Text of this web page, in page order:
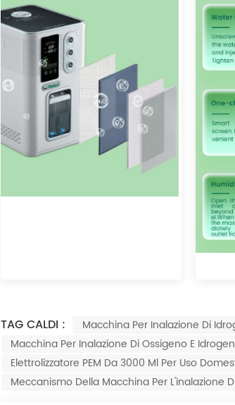
TAG CALDI :
Macchina Per Inalazione Di
Macchina Per Inalazione Di Ossigeno E
Elettrolizzatore PEM Da 3000 Ml Per Uso
Meccanismo Della Macchina Per L'inalazione